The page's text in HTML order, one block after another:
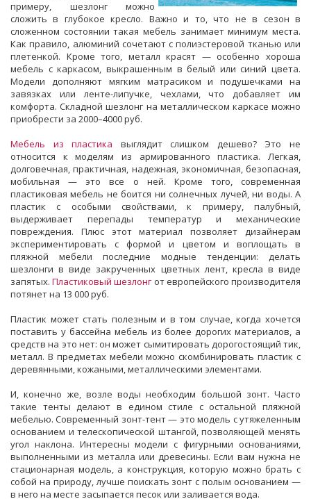
примеру, шезлонг можно
сложить в глубокое кресло. Важно и то, что не в сезон в
сложенном состоянии такая мебель занимает минимум места.
Как правило, алюминий сочетают с полиэстеровой тканью или
плетенкой. Кроме того, металл красят — особенно хороша
мебель с каркасом, выкрашенным в белый или синий цвета.
Модели дополняют мягким матрасиком и подушечками на
завязках или ленте-липучке, чехлами, что добавляет им
комфорта. Складной шезлонг на металлическом каркасе можно
приобрести за 2000–4000 руб.
Мебель из пластика выглядит слишком дешево? Это не
относится к моделям из армированного пластика. Легкая,
долговечная, практичная, надежная, экономичная, безопасная,
мобильная — это все о ней. Кроме того, современная
пластиковая мебель не боится ни солнечных лучей, ни воды. А
пластик с особыми свойствами, к примеру, палубный,
выдерживает перепады температур и механические
повреждения. Плюс этот материал позволяет дизайнерам
экспериментировать с формой и цветом и воплощать в
пляжной мебели последние модные тенденции: делать
шезлонги в виде закрученных цветных лент, кресла в виде
запятых.Пластиковый шезлонг от европейского производителя
потянет на 13 000 руб.
Пластик может стать полезным и в том случае, когда хочется
поставить у бассейна мебель из более дорогих материалов, а
средств на это нет: он может сымитировать дорогостоящий тик,
металл. В предметах мебели можно скомбинировать пластик с
деревянными, кожаными, металлическими элементами.
И, конечно же, возле воды необходим большой зонт. Часто
такие тенты делают в едином стиле с остальной пляжной
мебелью. Современный зонт-тент — это модель с утяжеленным
основанием и телескопической штангой, позволяющей менять
угол наклона. Интересны модели с фигурными основаниями,
выполненными из металла или древесины. Если вам нужна не
стационарная модель, а конструкция, которую можно брать с
собой на природу, лучше поискать зонт с полым основанием —
в него на месте засыпается песок или заливается вода.